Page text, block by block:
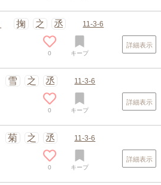
掬 之 丞 11-3-6
0 キープ
詳細表示
雪 之 丞 11-3-6
0 キープ
詳細表示
菊 之 丞 11-3-6
0 キープ
詳細表示